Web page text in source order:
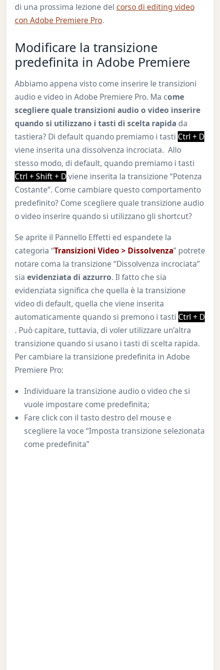
di una prossima lezione del corso di editing video
con Adobe Premiere Pro.
Modificare la transizione
predefinita in Adobe Premiere
Abbiamo appena visto come inserire le transizioni
audio e video in Adobe Premiere Pro. Ma come
scegliere quale transizioni audio o video inserire
quando si utilizzano i tasti di scelta rapidada
tastiera? Di default quando premiamo i tasti Ctrl + D
viene inserita una dissolvenza incrociata. Allo
stesso modo, di default, quando premiamo i tasti
Ctrl + Shift + Dviene inserita la transizione “Potenza
Costante”. Come cambiare questo comportamento
predefinito? Come scegliere quale transizione audio
o video inserire quando si utilizzano gli shortcut?
Se aprite il Pannello Effetti ed espandete la
categoria “Transizioni Video > Dissolvenza” potrete
notare coma la transizione “Dissolvenza incrociata”
sia evidenziata di azzurro. Il fatto che sia
evidenziata significa che quella è la transizione
video di default, quella che viene inserita
automaticamente quando si premono i tasti Ctrl + D
. Può capitare, tuttavia, di voler utilizzare un’altra
transizione quando si usano i tasti di scelta rapida.
Per cambiare la transizione predefinita in Adobe
Premiere Pro:
Individuare la transizione audio o video che si
vuole impostare come predefinita;
Fare click con il tasto destro del mouse e
scegliere la voce “Imposta transizione selezionata
come predefinita”